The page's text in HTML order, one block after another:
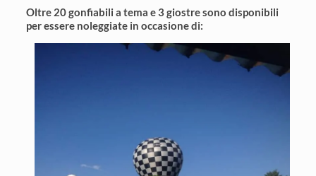
Oltre 20 gonfiabili a tema e 3 giostre sono disponibili
per essere noleggiate in occasione di: